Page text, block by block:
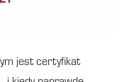
jest certyfikat